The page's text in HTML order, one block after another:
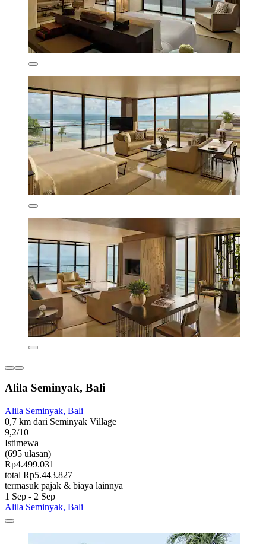
Alila Seminyak, Bali
Alila Seminyak, Bali
0,7 km dari Seminyak Village
9,2/10
Istimewa
(695 ulasan)
Rp4.499.031
total Rp5.443.827
termasuk pajak & biaya lainnya
1 Sep - 2 Sep
Alila Seminyak, Bali